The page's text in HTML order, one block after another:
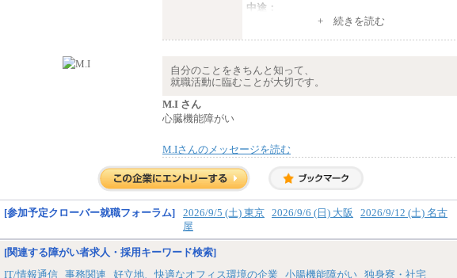
中途：
（１）～（４）274,000円（月給）～
（５）235,000円（月給）～
※経験・年齢などを考慮のうえ、当社規程に
※業務内容・勤務形態に応じて、上記給与の
範囲内でご相談をさせていただく事がありま
す
+ 続きを読む
自分のことをきちんと知って、
就職活動に臨むことが大切です。
M.I さん
心臓機能障がい
M.Iさんのメッセージを読む
[参加予定クローバー就職フォーラム] 2026/9/5 (土) 東京 2026/9/6 (日) 大阪
2026/9/12 (土) 名古
屋
[関連する障がい者求人・採用キーワード検索]
IT/情報通信 事務関連 好立地、快適なオフィス環境の企業 小腸機能障がい 独身寮・社宅